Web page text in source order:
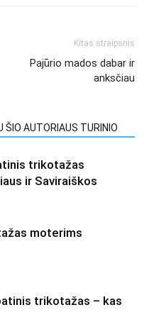
Kitas straipsnis
Pajūrio mados dabar ir
anksčiau
ŠIO AUTORIAUS TURINIO
trikotažas
ir Saviraiškos
moterims
trikotažas – kas